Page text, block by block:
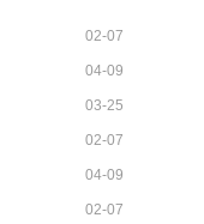
02-07
04-09
03-25
02-07
04-09
02-07